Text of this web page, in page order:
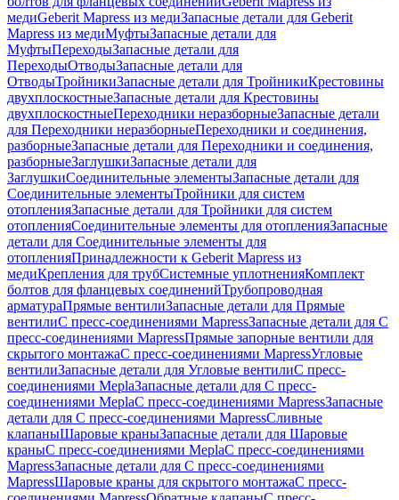
медиGeberit Mapress из медиЗапасные детали для Geberit
Mapress из медиМуфтыЗапасные детали для
МуфтыПереходыЗапасные детали для
ПереходыОтводыЗапасные детали для
ОтводыТройникиЗапасные детали для ТройникиКрестовины
двухплоскостныеЗапасные детали для Крестовины
двухплоскостныеПереходники неразборныеЗапасные детали
для Переходники неразборныеПереходники и соединения,
разборныеЗапасные детали для Переходники и соединения,
разборныеЗаглушкиЗапасные детали для
ЗаглушкиСоединительные элементыЗапасные детали для
Соединительные элементыТройники для систем
отопленияЗапасные детали для Тройники для систем
отопленияСоединительные элементы для отопленияЗапасные
детали для Соединительные элементы для
отопленияПринадлежности к Geberit Mapress из
медиКрепления для трубСистемные уплотненияКомплект
болтов для фланцевых соединенийТрубопроводная
арматураПрямые вентилиЗапасные детали для Прямые
вентилиС пресс-соединениями MapressЗапасные детали для С
пресс-соединениями MapressПрямые запорные вентили для
скрытого монтажаС пресс-соединениями MapressУгловые
вентилиЗапасные детали для Угловые вентилиС пресс-
соединениями MeplaЗапасные детали для С пресс-
соединениями MeplaС пресс-соединениями MapressЗапасные
детали для С пресс-соединениями MapressСливные
клапаныШаровые краныЗапасные детали для Шаровые
краныС пресс-соединениями MeplaС пресс-соединениями
MapressЗапасные детали для С пресс-соединениями
MapressШаровые краны для скрытого монтажаС пресс-